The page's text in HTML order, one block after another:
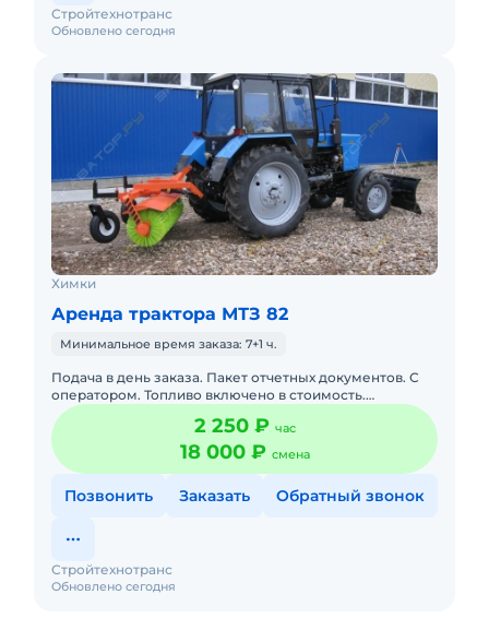
Обновлено сегодня
Стройтехнотранс
Химки
Аренда трактора МТЗ 82
Минимальное время заказа: 7+1 ч.
Подача в день заказа. Пакет отчетных документов. С
оператором. Топливо включено в стоимость.
Долгосрочная аренда. Краткосрочная аренда. Техника
с малой наработк
2 250 ₽ час
18 000 ₽ смена
Позвонить Заказать Обратный звонок
Обновлено сегодня
Стройтехнотранс